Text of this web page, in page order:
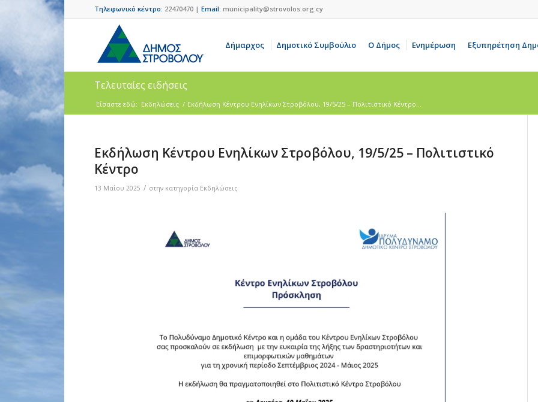
Τηλεφωνικό κέντρο: 22470470 | Email: municipality@strovolos.org.cy
Δήμαρχος Δημοτικό Συμβούλιο Ο Δήμος Ενημέρωση Εξυπηρέτηση
Τελευταίες ειδήσεις
Είσαστε εδώ: Εκδηλώσεις / Εκδήλωση Κέντρου Ενηλίκων Στροβόλου, 19/5/25 – Πολιτιστικό Κέντρο...
Εκδήλωση Κέντρου Ενηλίκων Στροβόλου, 19/5/25 – Πολιτιστικό
Κέντρο
13 Μαΐου 2025 / στην κατηγορία Εκδηλώσεις